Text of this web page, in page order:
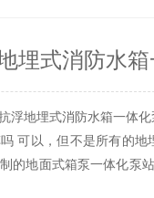
埋式消防水
浮地埋式消防水箱一体
可以，但不是所有的地
的地面式箱泵一体化泵